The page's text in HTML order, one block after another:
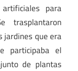
para
trasplantaron
jardines que era
participaba el
de plantas